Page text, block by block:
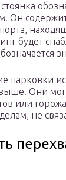
Он
будет
парковки
Они
или
не